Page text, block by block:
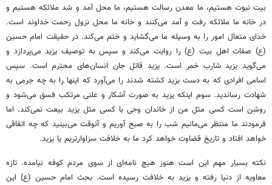
بیت نبوت هستیم، ما معدن رسالت هستیم، ما محل آمد و شد ملائکه هستیم و
در خانه ما ملائکه رفت و آمد می‌کنند و خانه ما محل نزول رحمت خداوند است.
خدای متعال امور را به وسیله ما می‌گشاید و ختم می‌کند. در حقیقت امام حسین
(ع)صفات اهل بیت (ع)را روایت می‌کند و سپس به توصیف یزید می‌پردازد و
می‌گوید یزیدشارب خمر است. یزید قاتل جان انسان‌های محترم است. سپس
اسامی افرادی که به دست یزید کشته شدند را می‌آورد که اینها را به چه جرمی به
شهادت رساندید. سوم اینکه یزید به صورت آشکار و علنی مرتکب فسقمی‌شود و
روشن است کسی مثل من از خاندان وحی با کسی مثل یزید بیعت نمی‌کند. اما
فرمودند ما منتظر می‌مانیم شب را به صبح آوریم وآنوقت می‌بینید که چه اتفاقی
خواهد افتاد و تاریخ قضاوت خواهد کرد ما به خلافت سزاوارتریم یا یزید.
نکته بسیار مهم این است هنوز هیچ نامه‌ای از سوی مردم کوفه نیامده. تازه
معاویه از دنیا رفته و یزید به خلافت رسیده است. بحث امام حسین (ع) این